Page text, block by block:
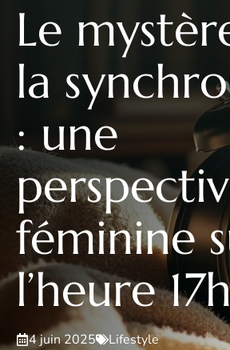
Le
la
: une
féminine
l’heure
4 juin 2025 Lifestyle